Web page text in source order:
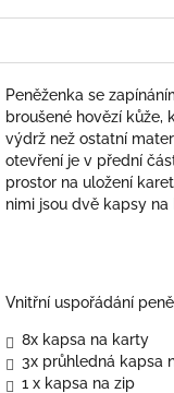
Peněženka se
broušené hovězí kůže,
výdrž než ostatní
otevření je v přední
prostor na uložení
nimi jsou dvě kapsy na
Vnitřní uspořádání
8x kapsa na karty
3x průhledná kapsa
1 x kapsa na zip